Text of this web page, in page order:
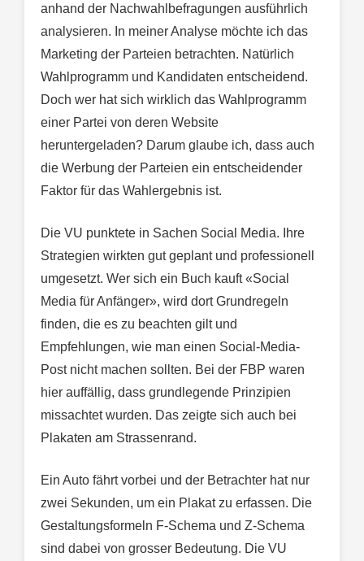
anhand der Nachwahlbefragungen ausführlich
analysieren. In meiner Analyse möchte ich das
Marketing der Parteien betrachten. Natürlich
Wahlprogramm und Kandidaten entscheidend.
Doch wer hat sich wirklich das Wahlprogramm
einer Partei von deren Website
heruntergeladen? Darum glaube ich, dass auch
die Werbung der Parteien ein entscheidender
Faktor für das Wahlergebnis ist.
Die VU punktete in Sachen Social Media. Ihre
Strategien wirkten gut geplant und professionell
umgesetzt. Wer sich ein Buch kauft «Social
Media für Anfänger», wird dort Grundregeln
finden, die es zu beachten gilt und
Empfehlungen, wie man einen Social-Media-
Post nicht machen sollten. Bei der FBP waren
hier auffällig, dass grundlegende Prinzipien
missachtet wurden. Das zeigte sich auch bei
Plakaten am Strassenrand.
Ein Auto fährt vorbei und der Betrachter hat nur
zwei Sekunden, um ein Plakat zu erfassen. Die
Gestaltungsformeln F-Schema und Z-Schema
sind dabei von grosser Bedeutung. Die VU